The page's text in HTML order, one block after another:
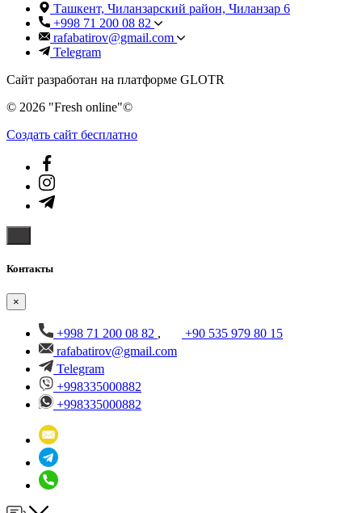
Ташкент, Чиланзарский район, Чиланзар 6
+998 71 200 08 82
rafabatirov@gmail.com
Telegram
Сайт разработан на платформе GLOTR
© 2026 "Fresh online"©️
Создать cайт бесплатно
Контакты
×
+998 71 200 08 82 ,
+90 535 979 80 15
rafabatirov@gmail.com
Telegram
+998335000882
+998335000882